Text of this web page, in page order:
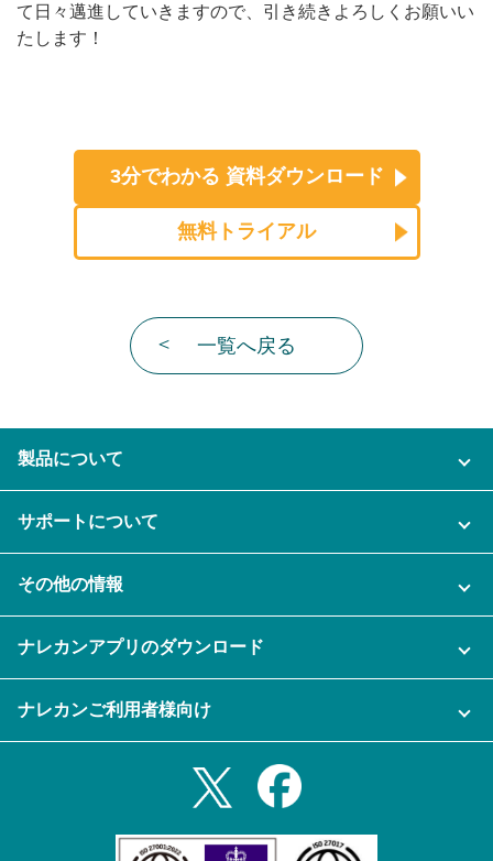
て日々邁進していきますので、引き続きよろしくお願いい
たします！
3分でわかる 資料ダウンロード
無料トライアル
一覧へ戻る
製品について
ご利用企業様の声
セキュリティ
資料をダウンロードする
サポートについて
充実サポート
その他の情報
セミナー一覧
プライバシーポリシー
ナレカンアプリのダウンロード
ナレカンご利用者様向け